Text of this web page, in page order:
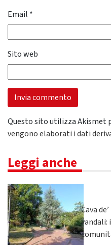
Email *
Sito web
Questo sito utilizza Akismet
vengono elaborati i dati
Leggi anche
Cava
vandali: